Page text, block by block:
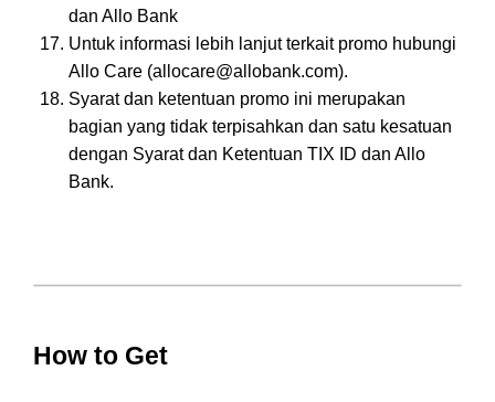
dan Allo Bank
Untuk informasi lebih lanjut terkait promo hubungi
Allo Care (allocare@allobank.com).
Syarat dan ketentuan promo ini merupakan
bagian yang tidak terpisahkan dan satu kesatuan
dengan Syarat dan Ketentuan TIX ID dan Allo
Bank.
How to Get